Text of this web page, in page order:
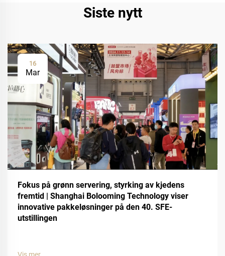
Siste nytt
16
Mar
Fokus på grønn servering, styrking av kjedens
fremtid | Shanghai Bolooming Technology viser
innovative pakkeløsninger på den 40. SFE-
utstillingen
Vis mer